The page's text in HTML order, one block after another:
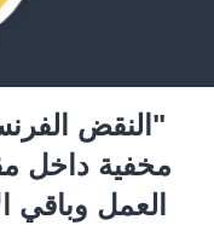
"النقض
مخفية داخل
العمل وباقي